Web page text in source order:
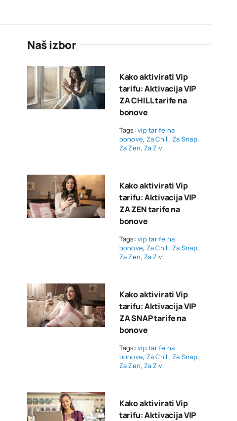
Naš izbor
Kako aktivirati Vip
tarifu: Aktivacija VIP
ZA CHILL tarife na
bonove
Tags:vip tarife na
bonove, Za Chill,Za Snap,
Za Zen, Za Ziv
Kako aktivirati Vip
tarifu: Aktivacija VIP
ZA ZEN tarife na
bonove
Tags:vip tarife na
bonove, Za Chill,Za Snap,
Za Zen, Za Ziv
Kako aktivirati Vip
tarifu: Aktivacija VIP
ZA SNAP tarife na
bonove
Tags:vip tarife na
bonove, Za Chill,Za Snap,
Za Zen, Za Ziv
Kako aktivirati Vip
tarifu: Aktivacija VIP